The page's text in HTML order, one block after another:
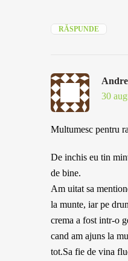
RĂSPUNDE
30
Multumesc pentru
De inchis eu tin
de bine.
Am uitat sa
la munte, iar pe
crema a fost intr-o
cand am ajuns la
tot.Sa fie de vina